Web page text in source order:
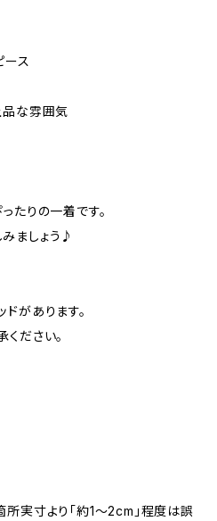
ース
品な雰囲気
たりの一着です。
ましょう♪
があります。
ださい。
所実寸より「約1～2cm」程度は誤